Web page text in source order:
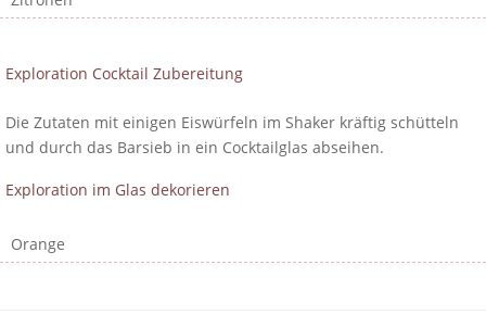
Exploration Cocktail Zubereitung
Die Zutaten mit einigen Eiswürfeln im Shaker kräftig schütteln
und durch das Barsieb in ein Cocktailglas abseihen.
Exploration im Glas dekorieren
Orange